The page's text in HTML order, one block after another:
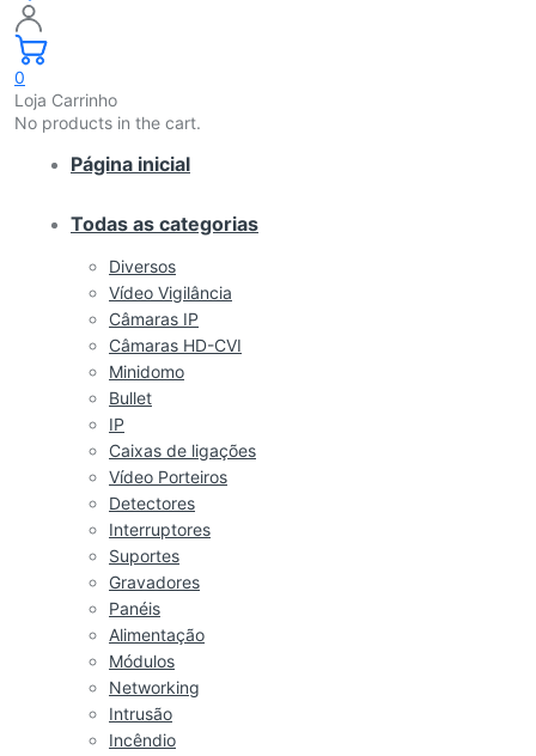
0
Loja Carrinho
No products in the cart.
Página inicial
Todas as categorias
Diversos
Vídeo Vigilância
Câmaras IP
Câmaras HD-CVI
Minidomo
Bullet
IP
Caixas de ligações
Vídeo Porteiros
Detectores
Interruptores
Suportes
Gravadores
Panéis
Alimentação
Módulos
Networking
Intrusão
Incêndio